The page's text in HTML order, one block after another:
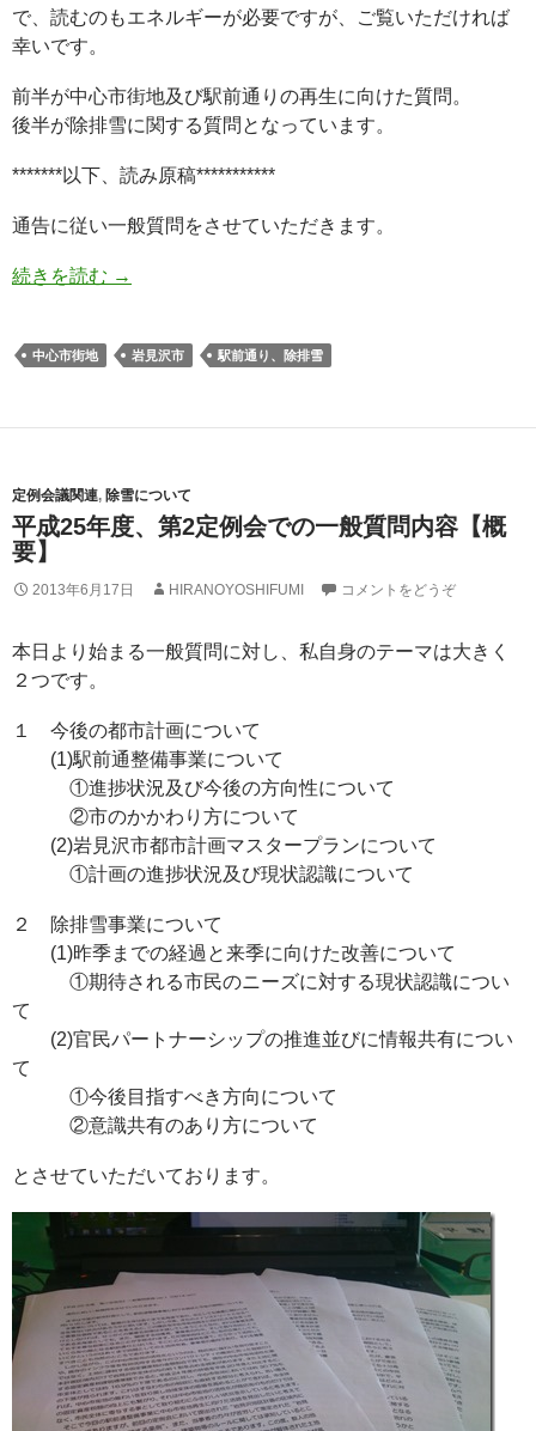
で、読むのもエネルギーが必要ですが、ご覧いただければ
幸いです。
前半が中心市街地及び駅前通りの再生に向けた質問。
後半が除排雪に関する質問となっています。
*******以下、読み原稿***********
通告に従い一般質問をさせていただきます。
続きを読む →
中心市街地 岩見沢市 駅前通り、除排雪
定例会議関連, 除雪について
平成25年度、第2定例会での一般質問内容【概
要】
2013年6月17日 HIRANOYOSHIFUMI コメントをどうぞ
本日より始まる一般質問に対し、私自身のテーマは大きく
２つです。
１ 今後の都市計画について
(1)駅前通整備事業について
①進捗状況及び今後の方向性について
②市のかかわり方について
(2)岩見沢市都市計画マスタープランについて
①計画の進捗状況及び現状認識について
２ 除排雪事業について
(1)昨季までの経過と来季に向けた改善について
①期待される市民のニーズに対する現状認識につい
て
(2)官民パートナーシップの推進並びに情報共有につい
て
①今後目指すべき方向について
②意識共有のあり方について
とさせていただいております。